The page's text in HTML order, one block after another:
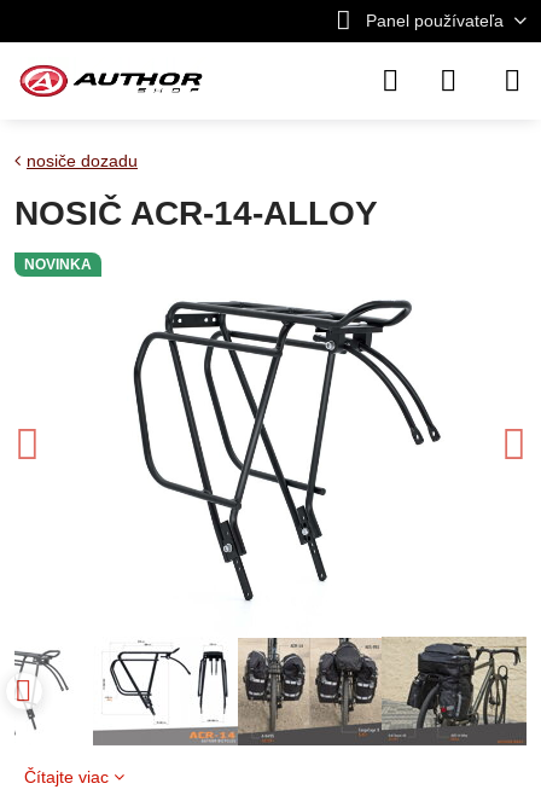
Panel používateľa
NOVINKA
nosiče dozadu
NOSIČ ACR-14-ALLOY
Čítajte viac